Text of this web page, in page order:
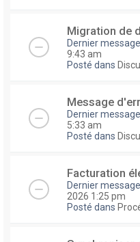
Migration de
Dernier
9:43 am
Posté dans
Message
Dernier
5:33 am
Posté dans
Facturation
Dernier
2026 1:25 pm
Posté dans